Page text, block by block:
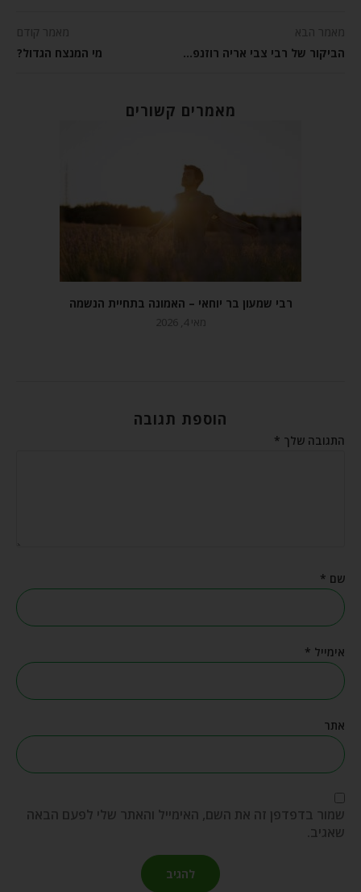
מאמר הבא
הביקור של רבי צבי אריה רוזנפלד בירושלים
מאמר קודם
מי המנצח הגדול?
מאמרים קשורים
רבי שמעון בר יוחאי – האמונה בתחיית הנשמה
מאי 4, 2026
הוספת תגובה
התגובה שלך *
שם *
אימייל *
אתר
שמור בדפדפן זה את השם, האימייל והאתר שלי לפעם הבאה
שאגיב.